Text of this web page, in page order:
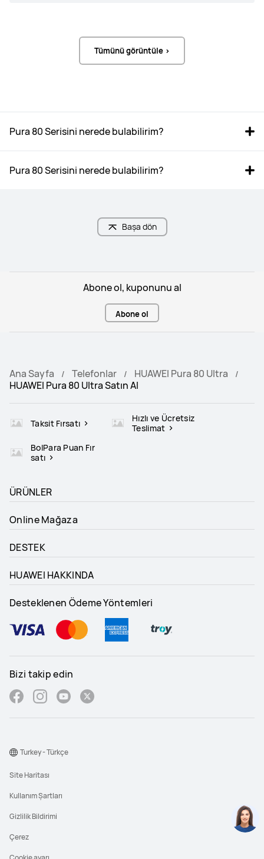
Tümünü görüntüle >
Pura 80 Serisini nerede bulabilirim?
Pura 80 Serisini nerede bulabilirim?
Başa dön
Abone ol, kuponunu al
Abone ol
Ana Sayfa Telefonlar
HUAWEI Pura 80 Ultra
HUAWEI Pura 80 Ultra Satın Al
Taksit Fırsatı
Hızlı ve Ücretsiz
Teslimat
BolPara Puan Fır
satı
ÜRÜNLER
Online Mağaza
DESTEK
HUAWEI HAKKINDA
Desteklenen Ödeme Yöntemleri
Bizi takip edin
Site Haritası
Kullanım Şartları
Gizlilik Bildirimi
Çerez
Turkey - Türkçe